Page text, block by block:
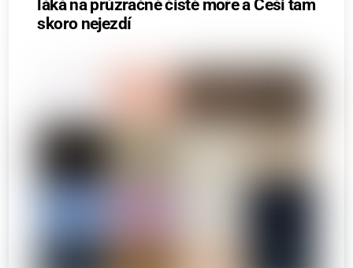
láká na průzračně čisté moře a Češi tam
skoro nejezdí